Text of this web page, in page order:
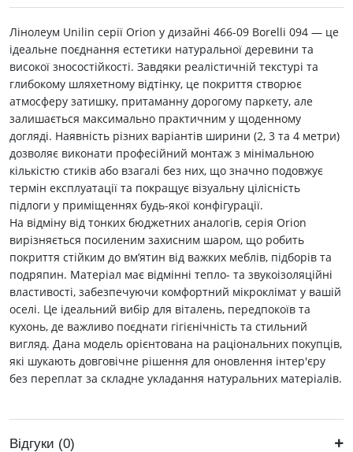
Лінолеум Unilin серії Orion у дизайні 466-09 Borelli 094 — це
ідеальне поєднання естетики натуральної деревини та
високої зносостійкості. Завдяки реалістичній текстурі та
глибокому шляхетному відтінку, це покриття створює
атмосферу затишку, притаманну дорогому паркету, але
залишається максимально практичним у щоденному
догляді. Наявність різних варіантів ширини (2, 3 та 4 метри)
дозволяє виконати професійний монтаж з мінімальною
кількістю стиків або взагалі без них, що значно подовжує
термін експлуатації та покращує візуальну цілісність
підлоги у приміщеннях будь-якої конфігурації.
На відміну від тонких бюджетних аналогів, серія Orion
вирізняється посиленим захисним шаром, що робить
покриття стійким до вм’ятин від важких меблів, підборів та
подряпин. Матеріал має відмінні тепло- та звукоізоляційні
властивості, забезпечуючи комфортний мікроклімат у вашій
оселі. Це ідеальний вибір для віталень, передпокоїв та
кухонь, де важливо поєднати гігієнічність та стильний
вигляд. Дана модель орієнтована на раціональних покупців,
які шукають довговічне рішення для оновлення інтер'єру
без переплат за складне укладання натуральних матеріалів.
Відгуки (0)